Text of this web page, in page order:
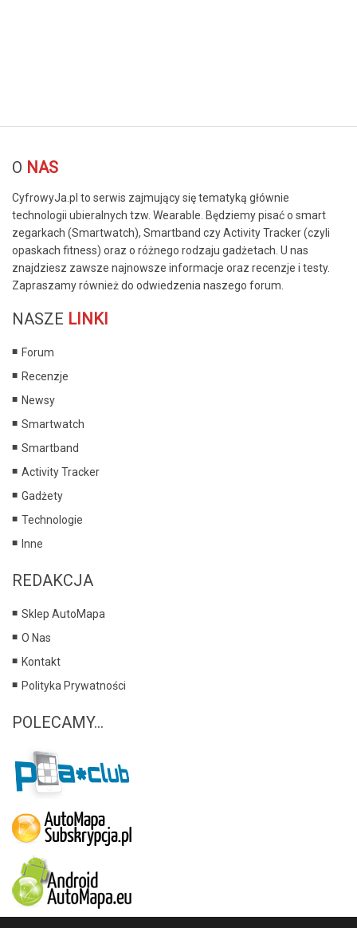
O NAS
CyfrowyJa.pl to serwis zajmujący się tematyką głównie
technologii ubieralnych tzw. Wearable. Będziemy pisać o smart
zegarkach (Smartwatch), Smartband czy Activity Tracker (czyli
opaskach fitness) oraz o różnego rodzaju gadżetach. U nas
znajdziesz zawsze najnowsze informacje oraz recenzje i testy.
Zapraszamy również do odwiedzenia naszego forum.
NASZE LINKI
Forum
Recenzje
Newsy
Smartwatch
Smartband
Activity Tracker
Gadżety
Technologie
Inne
REDAKCJA
Sklep AutoMapa
O Nas
Kontakt
Polityka Prywatności
POLECAMY...